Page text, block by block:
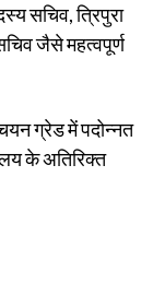
सचिव, त्रिपुरा
जैसे महत्वपूर्ण
ग्रेड में पदोन्नत
के अतिरिक्त